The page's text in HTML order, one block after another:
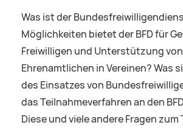
Was ist der
Möglichkeiten bietet der BFD für
Freiwilligen und Unterstützung von
Ehrenamtlichen in Vereinen? Was
des Einsatzes von
das Teilnahmeverfahren an den
Diese und viele andere Fragen zum